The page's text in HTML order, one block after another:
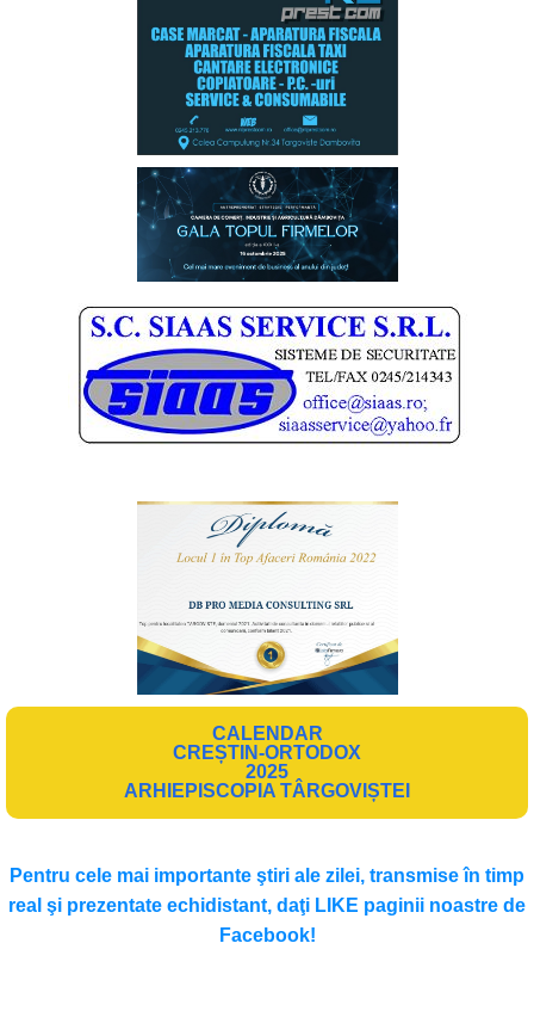
CALENDAR
CREȘTIN-ORTODOX
2025
ARHIEPISCOPIA TÂRGOVIȘTEI
Pentru cele mai importante ştiri ale zilei, transmise în timp
real şi prezentate echidistant, daţi LIKE paginii noastre de
Facebook!